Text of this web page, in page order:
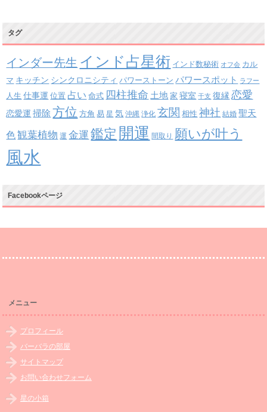
タグ
インダー先生 インド占星術 インド数秘術 オフ会 カル
マ キッチン シンクロニシティ パワーストーン パワースポット ラフー
人生 仕事運 位置 占い 命式 四柱推命 土地 家 寝室 干支 復縁 恋愛
恋愛運 掃除 方位 方角 易 星 気 沖縄 浄化 玄関 相性 神社 結婚 聖天
色 観葉植物 運 金運 鑑定 開運 間取り 願いが叶う
風水
Facebookページ
メニュー
プロフィール
バーバラの部屋
サイトマップ
お問い合わせフォーム
星の小箱